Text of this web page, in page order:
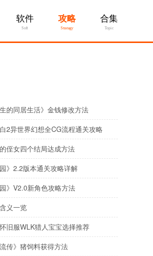
软件
Soft
攻略
Stratagy
合集
Topic
生的同居生活》金钱修改方法
2异世界幻想全CG流程通关攻略
侄女四个结局达成方法
园》2.2版本通关攻略详解
园》V2.0新角色攻略方法
义一览
旧服WLK猎人宝宝选择推荐
流传》猪饲料获得方法